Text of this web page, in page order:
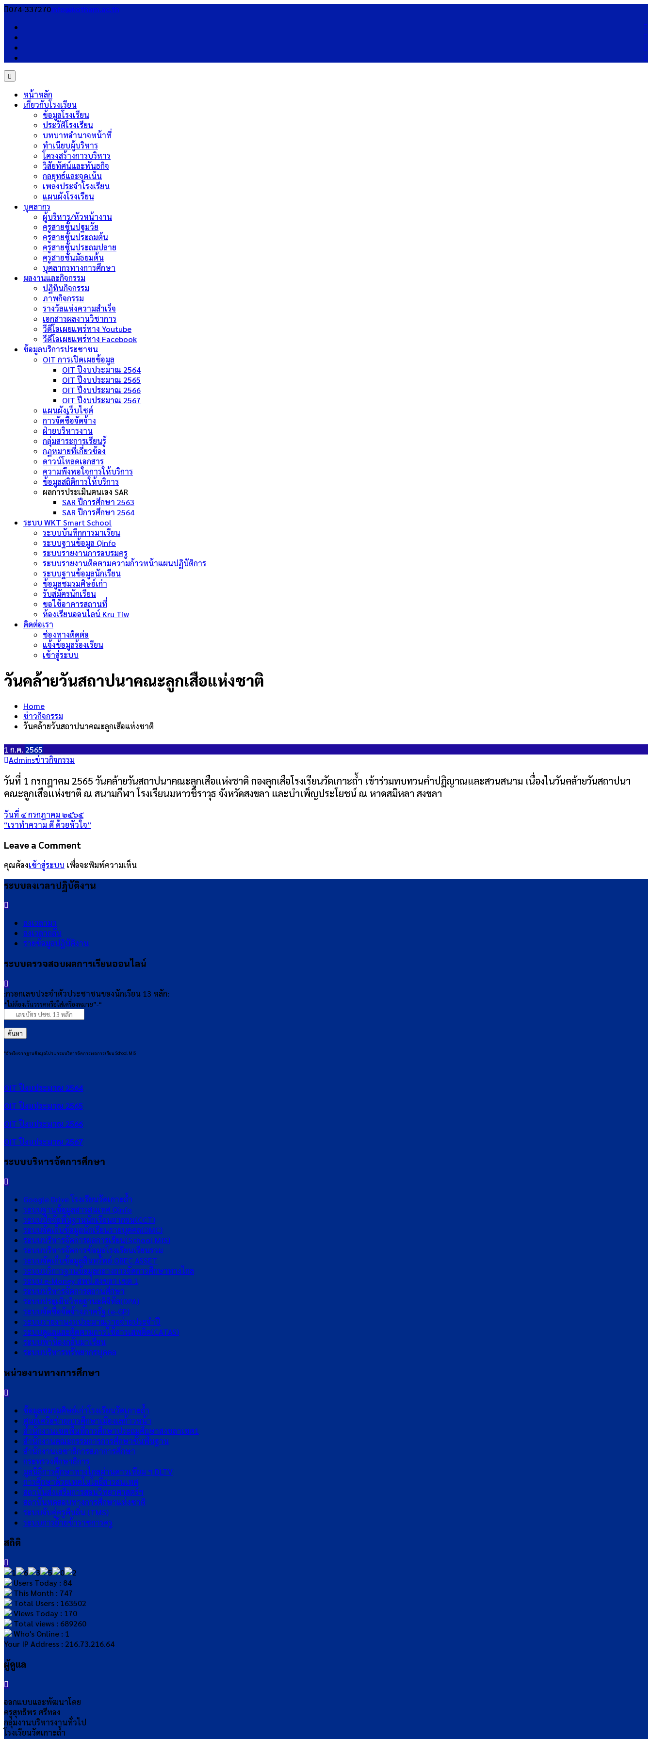
Skip
content
074-337270info@kotham.ac.th
หน้าหลัก
เกี่ยวกับโรงเรียน
ข้อมูลโรงเรียน
ประวัติโรงเรียน
บทบาทอำนาจหน้าที่
ทำเนียบผู้บริหาร
โครงสร้างการบริหาร
วิสัยทัศน์และพันธกิจ
กลยุทธ์และจุดเน้น
เพลงประจำโรงเรียน
แผนผังโรงเรียน
บุคลากร
ผู้บริหาร/หัวหน้างาน
ครูสายชั้นปฐมวัย
ครูสายชั้นประถมต้น
ครูสายชั้นประถมปลาย
ครูสายชั้นมัธยมต้น
บุคลากรทางการศึกษา
ผลงานและกิจกรรม
ปฏิทินกิจกรรม
ภาพกิจกรรม
รางวัลแห่งความสำเร็จ
เอกสารผลงานวิชาการ
วีดีโอเผยแพร่ทาง Youtube
วีดีโอเผยแพร่ทาง Facebook
ข้อมูลบริการประชาชน
OIT การเปิดเผยข้อมูล
OIT ปีงบประมาณ 2564
OIT ปีงบประมาณ 2565
OIT ปีงบประมาณ 2566
OIT ปีงบประมาณ 2567
แผนผังเว็บไซต์
การจัดซื้อจัดจ้าง
ฝ่ายบริหารงาน
กลุ่มสาระการเรียนรู้
กฏหมายที่เกี่ยวข้อง
ดาวน์โหลดเอกสาร
ความพึงพอใจการให้บริการ
ข้อมูลสถิติการให้บริการ
ผลการประเมินตนเอง SAR
SAR ปีการศึกษา 2563
SAR ปีการศึกษา 2564
ระบบ WKT Smart School
ระบบบันทึกการมาเรียน
ระบบฐานข้อมูล Qinfo
ระบบรายงานการอบรมครู
ระบบรายงานติดตามความก้าวหน้าแผนปฏิบัติการ
ระบบฐานข้อมูลนักเรียน
ข้อมูลชมรมศิษย์เก่า
รับสมัครนักเรียน
ขอใช้อาคารสถานที่
ห้องเรียนออนไลน์ Kru Tiw
ติดต่อเรา
ช่องทางติดต่อ
แจ้งข้อมูลร้องเรียน
เข้าสู่ระบบ
วันคล้ายวันสถาปนาคณะลูกเสือแห่งชาติ
Home
ข่าวกิจกรรม
วันคล้ายวันสถาปนาคณะลูกเสือแห่งชาติ
1 ก.ค. 2565
Adminsข่าวกิจกรรม
วันที่ 1 กรกฎาคม 2565 วันคล้ายวันสถาปนาคณะลูกเสือแห่งชาติ กองลูกเสือโรงเรียนวัดเกาะถ้ำ เข้าร่วมทบทวนคำปฏิญาณและสวนสนาม เนื่องในวันคล้ายวันสถาปนา
คณะลูกเสือแห่งชาติ ณ สนามกีฬา โรงเรียนมหาวชิราวุธ จังหวัดสงขลา และบำเพ็ญประโยชน์ ณ หาดสมิหลา สงขลา
แนะแนว
เรื่อง
วันที่ ๔ กรกฎาคม ๒๕๖๕
“เราทำความ ดี ด้วยหัวใจ”
Leave a Comment
คุณต้องเข้าสู่ระบบ เพื่อจะพิมพ์ความเห็น
ระบบลงเวลาปฏิบัติงาน
ลงเวลามา
ลงเวลากลับ
รายข้อมูลปฏิบัติงาน
ระบบตรวจสอบผลการเรียนออนไลน์
:กรอกเลขประจำตัวประชาชนของนักเรียน 13 หลัก:
*ไม่ต้องเว้นวรรคหรือใส่เครื่องหมาย”-“
ค้นหา
*อ้างอิงจากฐานข้อมูลโปรแกรมบริหารจัดการผลการเรียน School MIS
OIT ปีงบประมาณ 2564
OIT ปีงบประมาณ 2565
OIT ปีงบประมาณ 2566
OIT ปีงบประมาณ 2567
ระบบบริหารจัดการศึกษา
Google Drive โรงเรียนวัดเกาะถ้ำ
ระบบฐานข้อมูลสารสนเทศ Qinfo
ระบบปัจจัยพื้นฐานนักเรียนยากจน(CCT)
ระบบจัดเก็บข้อมูลนักเรียนรายบุคคล(DMC)
ระบบบริหารจัดการผลการเรียน(School MIS)
ระบบบริหารจัดการข้อมูลโรงเรียนเรียนรวม
ระบบจัดเก็บข้อมูลสินทรัพย์ OBEC ASSET
ระบบบริการฐานข้อมูลกลางการจัดการศึกษาทางไกล
ระบบ e-Money สพป.สงขลา เขต 1
ระบบบริหารจัดการสถานศึกษา
ระบบประเมินวิทยฐานะดิจิทัล(DPA)
ระบบจัดซื้อจัดจ้างภาครัฐ (e-GP)
ระบบรายงานงบประมาณรายจ่ายประจำปี
ระบบดูแลและติดตามการใช้สารเสพติด(CATAS)
ระบบพาน้องกลับมาเรียน
ระบบบริหารทรัพยากรบุคคล
หน่วยงานทางการศึกษา
ข้อมูลชมรมศิษย์เก่าโรงเรียนวัดเกาะถ้ำ
ศูนย์เครือข่ายการศึกษาเมืองเลก้าวหน้า
สำนักงานเขตพื้นที่การศึกษาประถมศึกษาสงขลาเขต1
สำนักงานคณะกรรมการการศึกษาขั้นพื้นฐาน
สำนักงานเลขาธิการสภาการศึกษา
กระทรวงศึกษาธิการ
มูลนิธิการศึกษาทางไกลผ่านดาวเทียม ฯ DLTV
การศึกษาด้วยเทคโนโลยีสารสนเทศ
สถาบันส่งเสริมการสอนวิทยาศาสตร์ฯ
สถาบันทดสอบทางการศึกษาแห่งชาติ
ระบบจับคู่ครูคืนถิ่น (TMS)
ระบบการย้ายข้าราชการครู
สถิติ
Users Today : 84
This Month : 747
Total Users : 163502
Views Today : 170
Total views : 689260
Who's Online : 1
Your IP Address : 216.73.216.64
ผู้ดูแล
ออกแบบและพัฒนาโดย
ครูสุทธิพร ศรีทอง
กลุ่มงานบริหารงานทั่วไป
โรงเรียนวัดเกาะถ้ำ